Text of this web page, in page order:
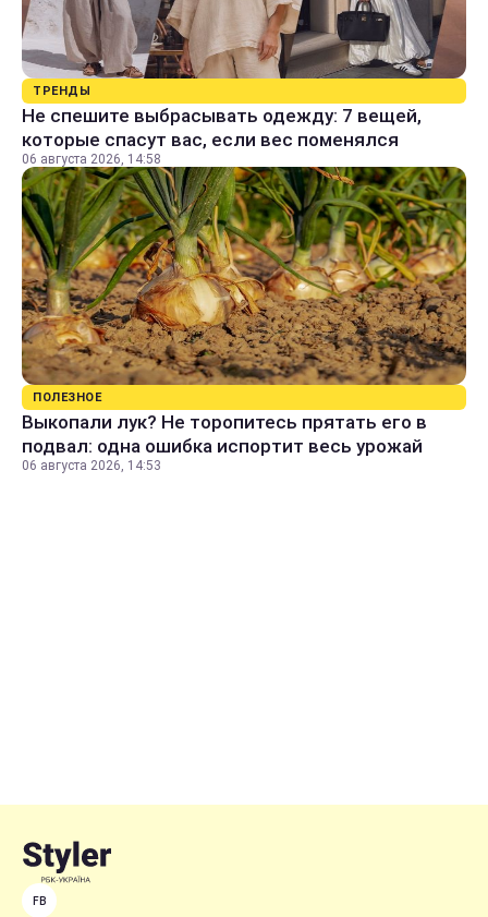
ТРЕНДЫ
Не спешите выбрасывать одежду: 7 вещей,
которые спасут вас, если вес поменялся
06 августа 2026, 14:58
ПОЛЕЗНОЕ
Выкопали лук? Не торопитесь прятать его в
подвал: одна ошибка испортит весь урожай
06 августа 2026, 14:53
FB